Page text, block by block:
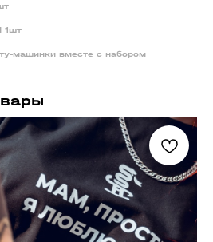
1шт
машинки вместе с набором